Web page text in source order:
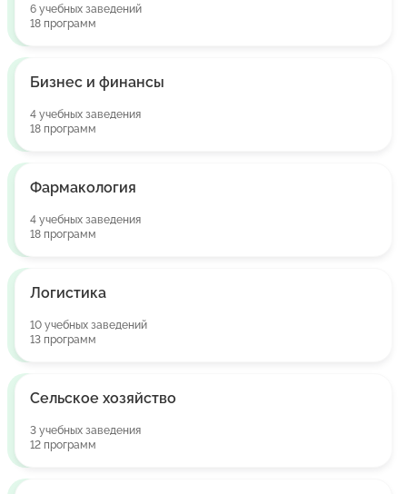
6 учебных заведений
18 программ
Бизнес и финансы
4 учебных заведения
18 программ
Фармакология
4 учебных заведения
18 программ
Логистика
10 учебных заведений
13 программ
Сельское хозяйство
3 учебных заведения
12 программ